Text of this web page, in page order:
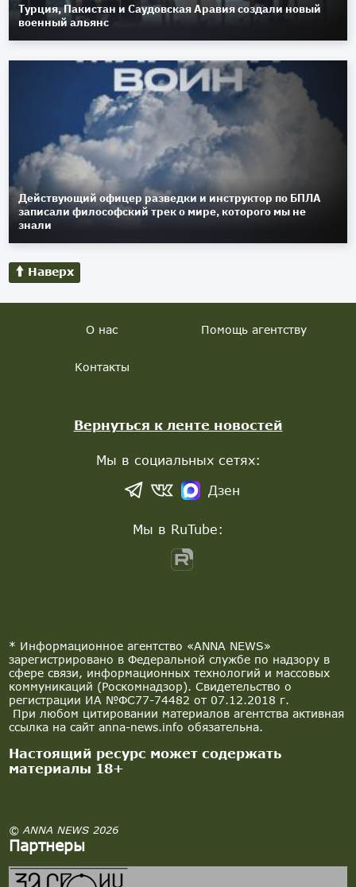
Турция, Пакистан и Саудовская Аравия создали новый
военный альянс
Действующий офицер разведки и инструктор по БПЛА
записали философский трек о мире, которого мы не
знали
Наверх
* Информационное агентство «ANNA NEWS»
зарегистрировано в Федеральной службе по надзору в
сфере связи, информационных технологий и массовых
коммуникаций (Роскомнадзор). Свидетельство о
регистрации ИА №ФС77-74482 от 07.12.2018 г.
При любом цитировании материалов агентства активная
ссылка на сайт anna-news.info обязательна.
Настоящий ресурс может содержать
материалы 18+
© ANNA NEWS 2026
Партнеры
О нас Помощь агентству
Контакты
Вернуться к ленте новостей
Мы в социальных сетях:
Дзен
Мы в RuTube: